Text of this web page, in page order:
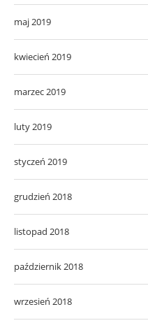
maj 2019
kwiecień 2019
marzec 2019
luty 2019
styczeń 2019
grudzień 2018
listopad 2018
październik 2018
wrzesień 2018